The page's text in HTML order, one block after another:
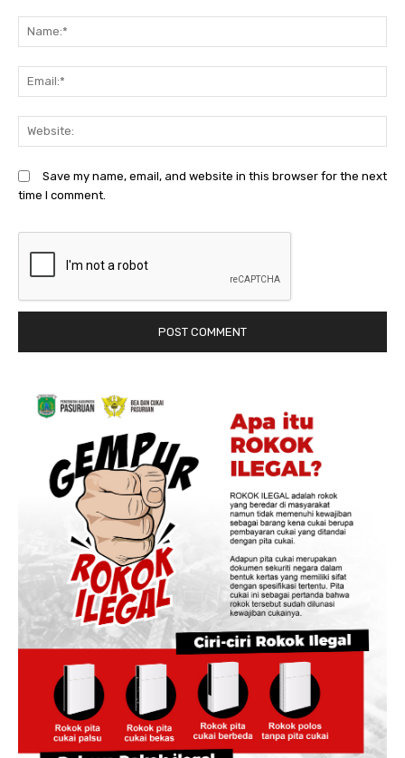
Save my name, email, and website in this browser for the next
time I comment.